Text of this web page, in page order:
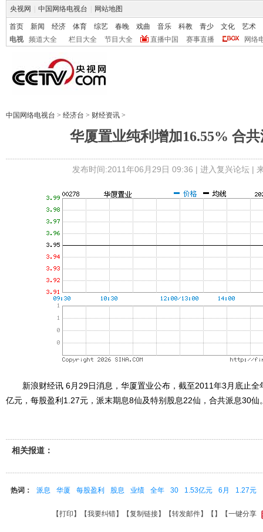
央视网 中国网络电视台 网站地图
首页 新闻 经济 体育 综艺 春晚 戏曲 音乐 科教 青少 文化
艺术
电视
频道大全 栏目大全 节目大全 直播中国 赛事直播 网络
中国网络电视台 > 经济台 > 财经资讯 >
华厦置业纯利增加16.55% 合
发布时间:2011年06月29日 09:36 | 进入复兴论坛|
新浪财经讯 6月29日消息，华厦置业公布，截至2011年3月底止全
亿元，每股盈利1.27元，派末期息8仙及特别股息22仙，合共派息30仙
相关报道：
热词： 派息 华厦 每股盈利 股息 业绩 全年 30 1.53亿元 6月 1.27元
【打印 】【我要纠错】【复制链接】【转发邮件】【 】 【一键分享